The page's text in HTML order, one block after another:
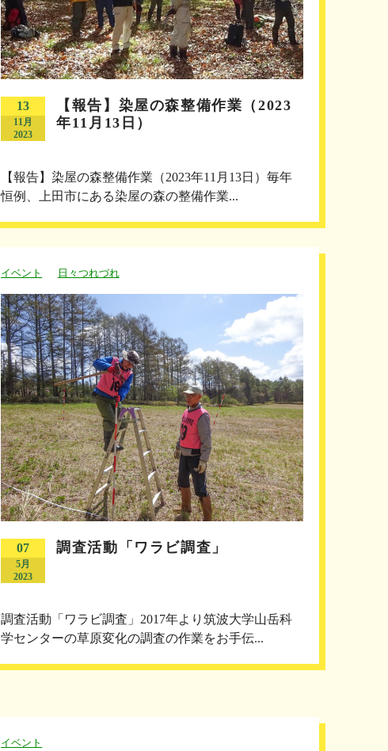
13
11月
2023
【報告】染屋の森整備作業（2023
年11月13日）
【報告】染屋の森整備作業（2023年11月13日）毎年
恒例、上田市にある染屋の森の整備作業...
イベント 日々つれづれ
07
5月
2023
調査活動「ワラビ調査」
調査活動「ワラビ調査」2017年より筑波大学山岳科
学センターの草原変化の調査の作業をお手伝...
イベント